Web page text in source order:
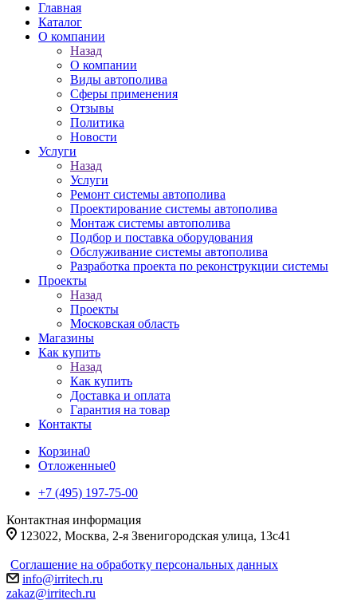
Главная
Каталог
О компании
Назад
О компании
Виды автополива
Сферы применения
Отзывы
Политика
Новости
Услуги
Назад
Услуги
Ремонт системы автополива
Проектирование системы автополива
Монтаж системы автополива
Подбор и поставка оборудования
Обслуживание системы автополива
Разработка проекта по реконструкции системы
Проекты
Назад
Проекты
Московская область
Магазины
Как купить
Назад
Как купить
Доставка и оплата
Гарантия на товар
Контакты
Корзина0
Отложенные0
+7 (495) 197-75-00
Контактная информация
123022, Москва, 2-я Звенигородская улица, 13с41
Соглашение на обработку персональных данных
info@irritech.ru
zakaz@irritech.ru